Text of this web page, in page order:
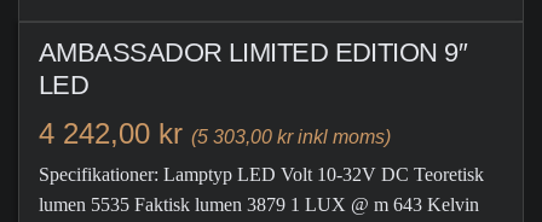
AMBASSADOR LIMITED EDITION 9″
LED
4 242,00 kr (5 303,00 kr inkl moms)
Specifikationer: Lamptyp LED Volt 10-32V DC Teoretisk
lumen 5535 Faktisk lumen 3879 1 LUX @ m 643 Kelvin